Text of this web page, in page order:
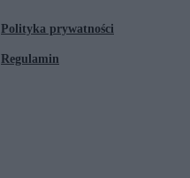
Polityka prywatności
Regulamin